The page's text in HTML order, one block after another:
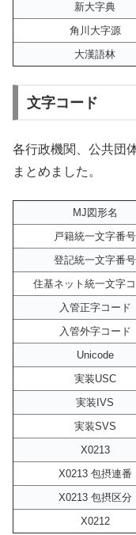
新大字典
角川大字源
大漢語林
文字コード
各行政機関、公共団
まとめました。
MJ図形名
戸籍統一文字番号
登記統一文字番号
住基ネット統一文字
入管正字コード
入管外字コード
Unicode
実装USC
実装IVS
実装SVS
X0213
X0213 包摂連番
X0213 包摂区分
X0212